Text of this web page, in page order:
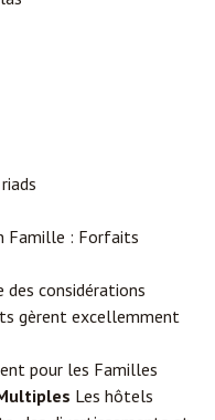
Famille : Forfaits
des considérations
gèrent excellemment
pour les Familles
Les hôtels